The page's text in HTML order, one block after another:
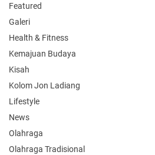
Featured
Galeri
Health & Fitness
Kemajuan Budaya
Kisah
Kolom Jon Ladiang
Lifestyle
News
Olahraga
Olahraga Tradisional